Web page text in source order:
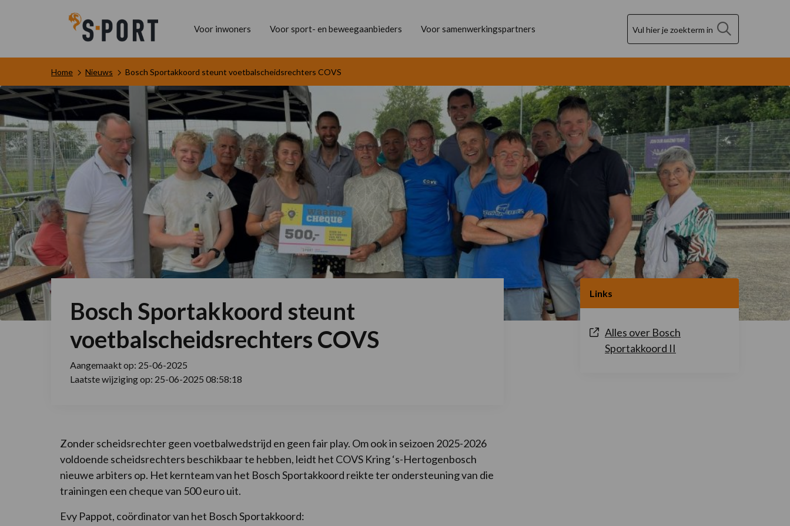
Voor inwoners Voor sport- en beweegaanbieders Voor samenwerkingspartners
Home Nieuws Bosch Sportakkoord steunt voetbalscheidsrechters COVS
Bosch Sportakkoord steunt
voetbalscheidsrechters COVS
Aangemaakt op: 25-06-2025
Laatste wijziging op: 25-06-2025 08:58:18
Links
Alles over Bosch
Sportakkoord II
Zonder scheidsrechter geen voetbalwedstrijd en geen fair play. Om ook in seizoen 2025-2026
voldoende scheidsrechters beschikbaar te hebben, leidt het COVS Kring ‘s-Hertogenbosch
nieuwe arbiters op. Het kernteam van het Bosch Sportakkoord reikte ter ondersteuning van die
trainingen een cheque van 500 euro uit.
Evy Pappot, coördinator van het Bosch Sportakkoord: